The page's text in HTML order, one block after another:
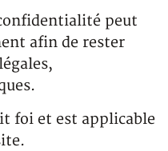
peut
afin de rester
foi et est applicable